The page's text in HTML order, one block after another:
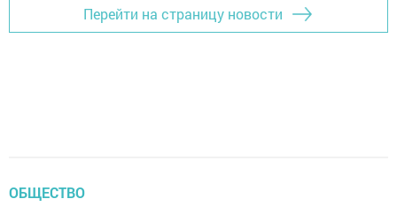
Перейти на страницу новости
ОБЩЕСТВО